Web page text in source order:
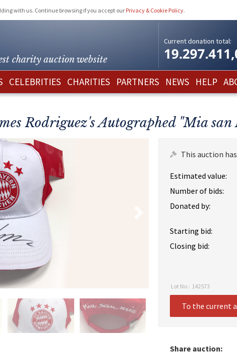
with us. Continue browsing if you accept our Privacy & Cookie Policy.
charity auction website
Current donation total:
CELEBRITIES CHARITIES PARTNERS NEWS HELP
Rodriguez's Autographed "Mia
This auction
Estimated value:
Number of bids:
Donated by:
Starting bid:
Closing bid:
Lot No.: 142573
To the current
Share auction: